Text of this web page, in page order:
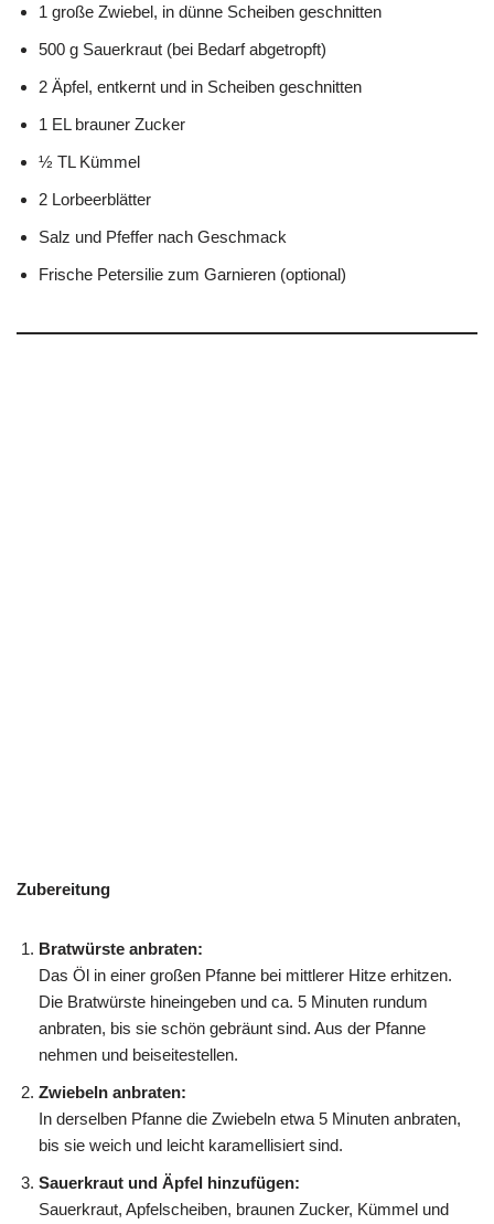
1 große Zwiebel, in dünne Scheiben geschnitten
500 g Sauerkraut (bei Bedarf abgetropft)
2 Äpfel, entkernt und in Scheiben geschnitten
1 EL brauner Zucker
½ TL Kümmel
2 Lorbeerblätter
Salz und Pfeffer nach Geschmack
Frische Petersilie zum Garnieren (optional)
Zubereitung
Bratwürste anbraten:
Das Öl in einer großen Pfanne bei mittlerer Hitze erhitzen.
Die Bratwürste hineingeben und ca. 5 Minuten rundum
anbraten, bis sie schön gebräunt sind. Aus der Pfanne
nehmen und beiseitestellen.
Zwiebeln anbraten:
In derselben Pfanne die Zwiebeln etwa 5 Minuten anbraten,
bis sie weich und leicht karamellisiert sind.
Sauerkraut und Äpfel hinzufügen:
Sauerkraut, Apfelscheiben, braunen Zucker, Kümmel und